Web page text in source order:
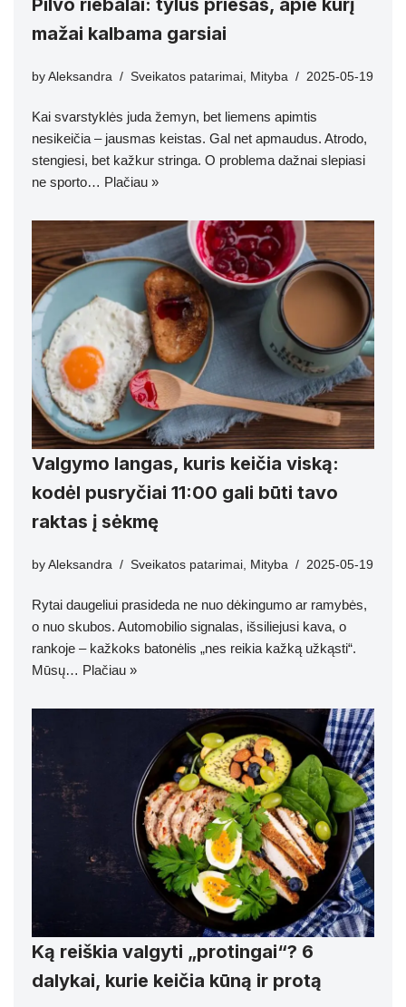
mažai kalbama garsiai
by Aleksandra Sveikatos patarimai Mityba 2025-05-19
Kai svarstyklės juda žemyn, bet liemens apimtis
nesikeičia – jausmas keistas. Gal net apmaudus. Atrodo,
stengiesi, bet kažkur stringa. O problema dažnai slepiasi
ne sporto… Plačiau »
Valgymo langas, kuris keičia viską:
kodėl pusryčiai 11:00 gali būti tavo
raktas į sėkmę
by Aleksandra Sveikatos patarimai Mityba 2025-05-19
Rytai daugeliui prasideda ne nuo dėkingumo ar ramybės,
o nuo skubos. Automobilio signalas, išsiliejusi kava, o
rankoje – kažkoks batonėlis „nes reikia kažką užkąsti“.
Mūsų… Plačiau »
Ką reiškia valgyti „protingai“? 6
dalykai, kurie keičia kūną ir protą